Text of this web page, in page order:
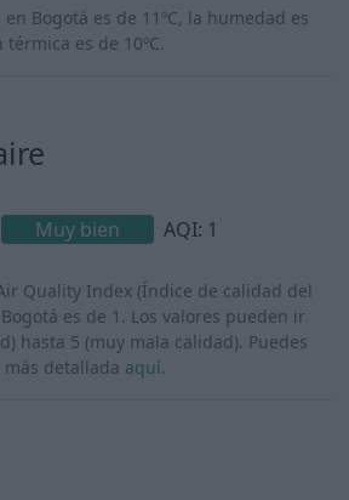
Bogotá es de 11ºC, la humedad es
es de 10ºC.
Muy bien AQI: 1
Quality Index (Índice de calidad del
es de 1. Los valores pueden ir
hasta 5 (muy mala calidad). Puedes
detallada aquí.